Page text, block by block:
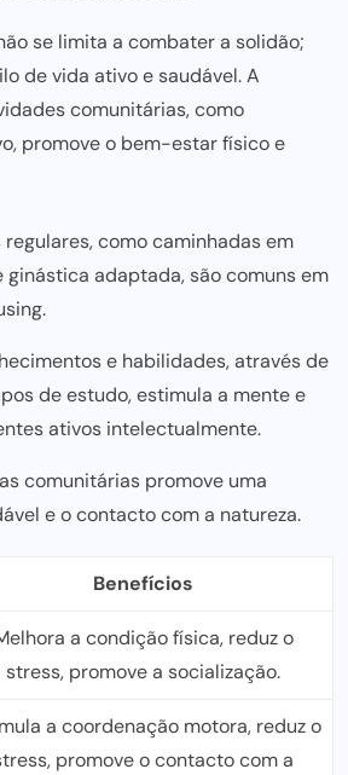
se limita a combater a solidão;
de vida ativo e saudável. A
comunitárias, como
, promove o bem-estar físico e
como caminhadas em
ginástica adaptada, são comuns em
e habilidades, através de
de estudo, estimula a mente e
ativos intelectualmente.
comunitárias promove uma
e o contacto com a natureza.
Benefícios
a condição física, reduz o
stress, promove a socialização.
a coordenação motora, reduz o
promove o contacto com a